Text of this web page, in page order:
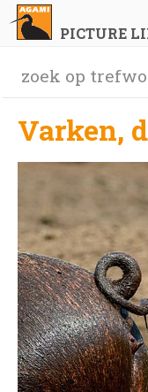
PICTURE
Varken,